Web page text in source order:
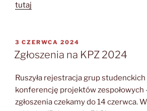
tutaj
OPUBLIKOWANE
W
3 CZERWCA 2024
Zgłoszenia na KPZ 2024
Ruszyła rejestracja grup
konferencję projektów zespołowych
zgłoszenia czekamy do 14 czerwca.